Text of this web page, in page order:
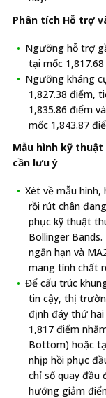
Phân tích Hỗ trợ
Ngưỡng hỗ trợ
tại mốc
Ngưỡng kháng
1,827.38 điểm,
1,835.86 điểm
mốc 1,843.87
Mẫu hình kỹ thuật
cần lưu ý
Xét về mẫu hình,
rồi rút chân
phục kỹ thuật
Bollinger
ngắn hạn và
mang tính chất
Để cấu trúc
tin cậy, thị
định đáy thứ
1,817 điểm
Bottom) hoặc
nhịp hồi phục
chỉ số quay đầu
hướng giảm